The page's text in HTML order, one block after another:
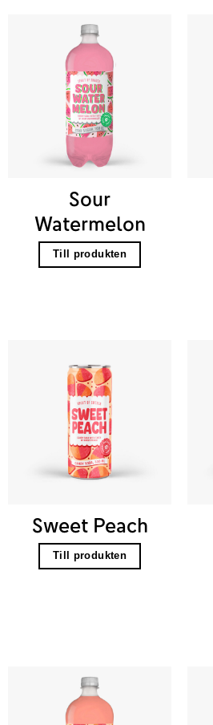
Sour
Watermelon
Till produkten
Sweet Peach
Till produkten